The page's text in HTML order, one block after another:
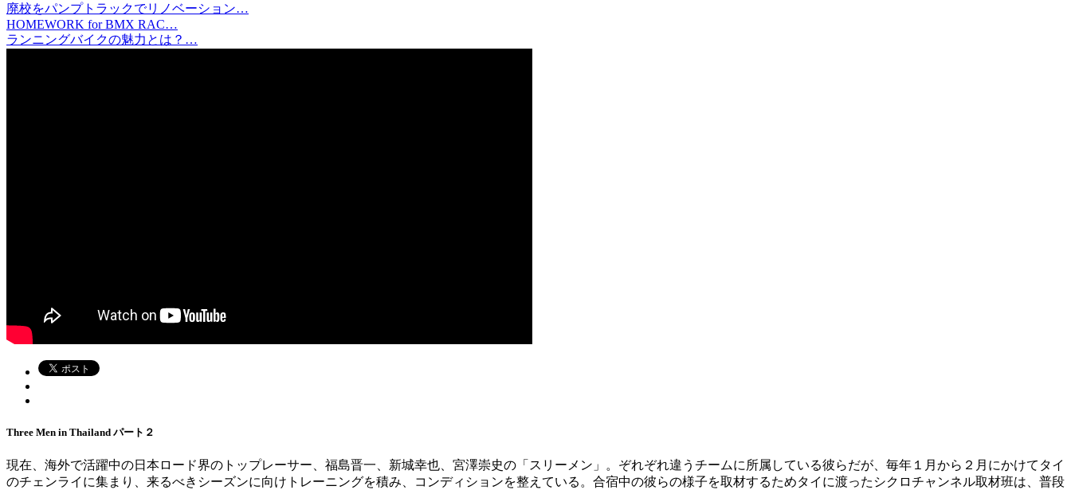
廃校をパンプトラックでリノベーション…
HOMEWORK for BMX RAC…
ランニングバイクの魅力とは？…
Three Men in Thailand パート２
現在、海外で活躍中の日本ロード界のトップレーサー、福島晋一、新城幸也、宮澤崇史の「スリーメン」。ぞれぞれ違うチームに所属している彼らだが、毎年１月から２月にかけてタイ
のチェンライに集まり、来るべきシーズンに向けトレーニングを積み、コンディションを整えている。合宿中の彼らの様子を取材するためタイに渡ったシクロチャンネル取材班は、普段